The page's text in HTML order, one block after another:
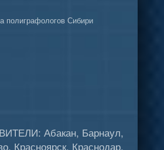
полиграфологов Сибири
Абакан, Барнаул,
Красноярск, Краснодар,